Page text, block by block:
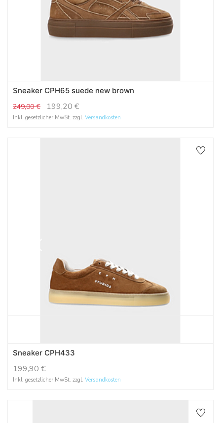
Sneaker CPH65 suede new brown
249,00€ 199,20 €
Inkl. gesetzlicher MwSt. zzgl. Versandkosten
Sneaker CPH433
199,90 €
Inkl. gesetzlicher MwSt. zzgl. Versandkosten